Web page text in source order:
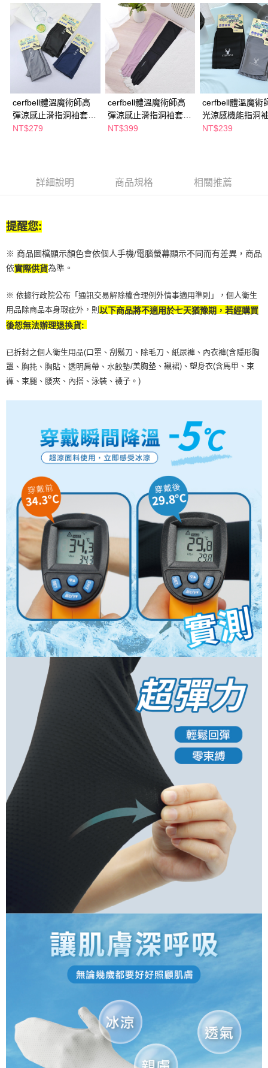
結帳頁面，進行簡訊認證並確認金額後，即可完成結帳。
２．訂單成立數日內，您將收到繳費通知簡訊。
３．收到繳費通知簡訊後14天內，點擊此簡訊中的連結，可透過四大超商／
ATM／網路銀行／等多元方式進行付款，方視為交易完成。
※ 請注意：結帳手續完成當下不需立刻繳費，但若您需要取消訂單，請聯絡
購買商品的店家。未經商家同意取消之訂單仍視為有效，需透過AFTEE先享
後付繳納相關費用。
※ 交易是否成功請以「AFTEE先享後付 」之結帳頁面顯示為準，若有關於
是否繳費成功／繳費後需取消欲退款等相關疑問，請聯繫「AFTEE先享後付
客戶支援中心」https://netprotections.freshdesk.com/support/home
【注意事項】
https://aftee.tw/terms/#terms3
３．未成年的使用者請事先徵得法定代理人或監護人之同意方可使用
４．使用「AFTEE先享後付」時，將依據個別帳號之用戶狀況，依本公司即
時審查核予不同之上限額度；若仍有額度不足之情形，本公司將視審查結果
５．嚴禁一人註冊多個帳號或使用他人資訊註冊。若發現惡意使用之情形，
恩沛科技股份有限公司將有權停止該用戶之使用額度並採取法律行動。
付款後全家取貨
每筆NT$65，滿NT$390(含以上)免運費
萊爾富取貨付款
每筆NT$65，滿NT$490(含以上)免運費
付款後萊爾富取貨
每筆NT$65，滿NT$490(含以上)免運費
7-11取貨付款
付款後寶雅門市自取(由倉庫統一出貨)
每筆NT$80，滿NT$290(含以上)免運費
cerfbell體溫魔術師高
彈涼感止滑指洞袖套-
多款任選
NT$279
cerfbell體溫魔術師高
彈涼感止滑指洞袖套-
多款任選
NT$399
cerfbell體溫魔術
光涼感機能指洞
多款任選
NT$239
詳細說明 商品規格 相關推薦
提醒您:
※ 商品圖檔顯示顏色會依個人手機/電腦螢幕顯示不同而有差異，商品
依實際供貨為準。
※ 依據行政院公布「通訊交易解除權合理例外情事適用準則」，個人衛生
用品除商品本身瑕疵外，則 以下商品將不適用於七天猶豫期，若經購買
後恕無法辦理退換貨:
已拆封之個人衛生用品(口罩、刮鬍刀、除毛刀、紙尿褲、內衣褲(含隱形胸
罩、胸扥、胸貼、透明肩帶、水餃墊/美胸墊、襯裙)、塑身衣(含馬甲、束
褲、束腿、腰夾、內搭、泳裝、襪子。)